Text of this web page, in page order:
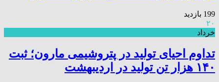
199 بازدید
۲۰
خرداد
تداوم احیای تولید در پتروشیمی مارون؛ ثبت
۱۴۰ هزار تن تولید در اردیبهشت